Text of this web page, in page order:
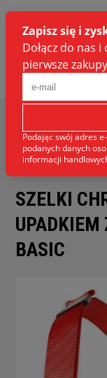
bezpieczeństwa
wysokości GEKKO
SZELKI
UPADKIEM
BASIC